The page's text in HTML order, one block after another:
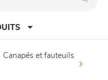
canapés et fauteuils